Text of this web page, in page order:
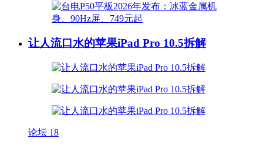
让人流口水的苹果iPad Pro 10.5拆解
论坛 18